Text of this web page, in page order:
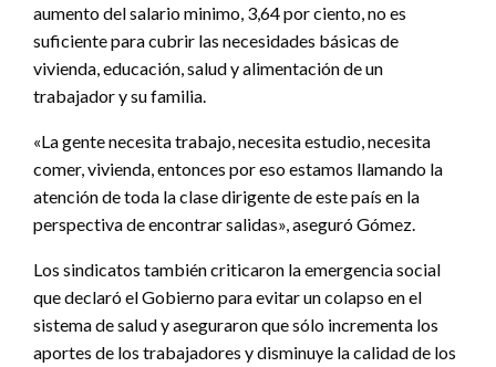
aumento del salario minimo, 3,64 por ciento, no es
suficiente para cubrir las necesidades básicas de
vivienda, educación, salud y alimentación de un
trabajador y su familia.
«La gente necesita trabajo, necesita estudio, necesita
comer, vivienda, entonces por eso estamos llamando la
atención de toda la clase dirigente de este país en la
perspectiva de encontrar salidas», aseguró Gómez.
Los sindicatos también criticaron la emergencia social
que declaró el Gobierno para evitar un colapso en el
sistema de salud y aseguraron que sólo incrementa los
aportes de los trabajadores y disminuye la calidad de los